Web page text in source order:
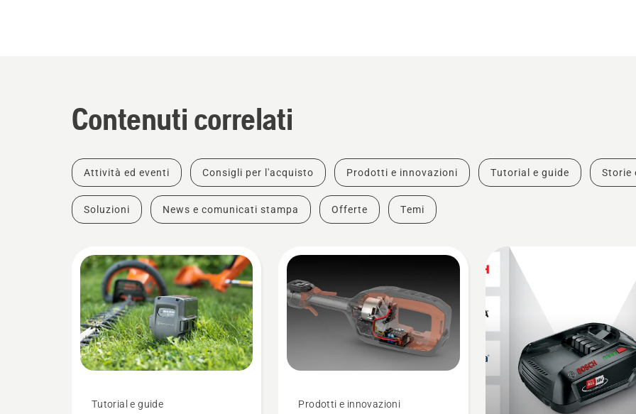
Contenuti correlati
Attività ed eventi Consigli per l'acquisto Prodotti e innovazioni Tutorial e guide Storie
Soluzioni News e comunicati stampa Offerte Temi
Tutorial e guide Prodotti e innovazioni